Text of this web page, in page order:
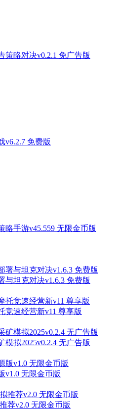
策略对决v0.2.1 免广告版
v6.2.7 免费版
略手游v45.559 无限金币版
与坦克对决v1.6.3 免费版
竞速经营新v11 尊享版
拟2025v0.2.4 无广告版
v1.0 无限金币版
荐v2.0 无限金币版